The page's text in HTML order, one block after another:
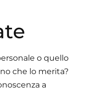
o quello
che lo merita?
a